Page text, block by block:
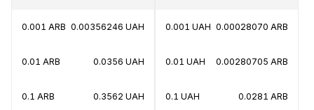
0.001 ARB 0.00356246 UAH
0.01 ARB 0.0356 UAH
0.1 ARB 0.3562 UAH
0.001 UAH 0.00028070 ARB
0.01 UAH 0.00280705 ARB
0.1 UAH 0.0281 ARB